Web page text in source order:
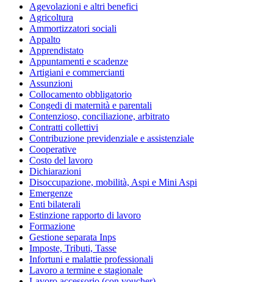
Agevolazioni e altri benefici
Agricoltura
Ammortizzatori sociali
Appalto
Apprendistato
Appuntamenti e scadenze
Artigiani e commercianti
Assunzioni
Collocamento obbligatorio
Congedi di maternità e parentali
Contenzioso, conciliazione, arbitrato
Contratti collettivi
Contribuzione previdenziale e assistenziale
Cooperative
Costo del lavoro
Dichiarazioni
Disoccupazione, mobilità, Aspi e Mini Aspi
Emergenze
Enti bilaterali
Estinzione rapporto di lavoro
Formazione
Gestione separata Inps
Imposte, Tributi, Tasse
Infortuni e malattie professionali
Lavoro a termine e stagionale